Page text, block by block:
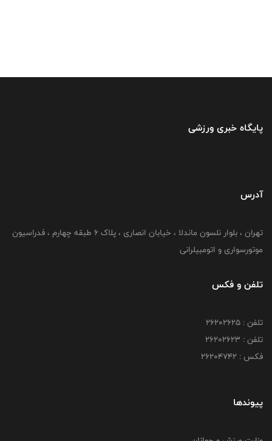
پایگاه خبری ورزشی
آدرس
تهران ، بلوار نلسون ماندلا ، خیابان انصاری ، پلاک ۶ طبقه چهارم ، فدراسیون
موتورسواری و اتومبیلرانی
تلفن و فکس
تلفن : ۲۶۲۰۲۶۲۵
تلفن : ۲۶۲۰۲۶۲۳
فکس : ۲۶۲۰۴۷۴۲
پیوندها